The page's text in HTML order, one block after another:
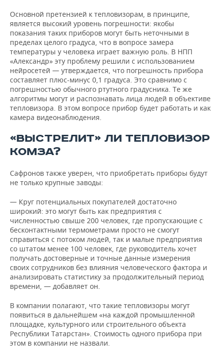
Основной претензией к тепловизорам, в принципе,
является высокий уровень погрешности: якобы
показания таких приборов могут быть неточными в
пределах целого градуса, что в вопросе замера
температуры у человека играет важную роль. В НПП
«Александр» эту проблему решили с использованием
нейросетей — утверждается, что погрешность прибора
составляет плюс-минус 0,1 градуса. Это сравнимо с
погрешностью обычного ртутного градусника. Те же
алгоритмы могут и распознавать лица людей в объективе
тепловизора. В этом вопросе прибор будет работать и как
камера видеонаблюдения.
«ВЫСТРЕЛИТ» ЛИ ТЕПЛОВИЗОР
КОМЗА?
Сафронов также уверен, что приобретать приборы будут
не только крупные заводы:
— Круг потенциальных покупателей достаточно
широкий: это могут быть как предприятия с
численностью свыше 200 человек, где пропускающие с
бесконтактными термометрами просто не смогут
справиться с потоком людей, так и малые предприятия
со штатом менее 100 человек, где руководитель хочет
получать достоверные и точные данные измерения
своих сотрудников без влияния человеческого фактора и
анализировать статистику за продолжительный период
времени, — добавляет он.
В компании полагают, что такие тепловизоры могут
появиться в дальнейшем «на каждой промышленной
площадке, культурного или строительного объекта
Республики Татарстан». Стоимость одного прибора при
этом в компании не назвали.